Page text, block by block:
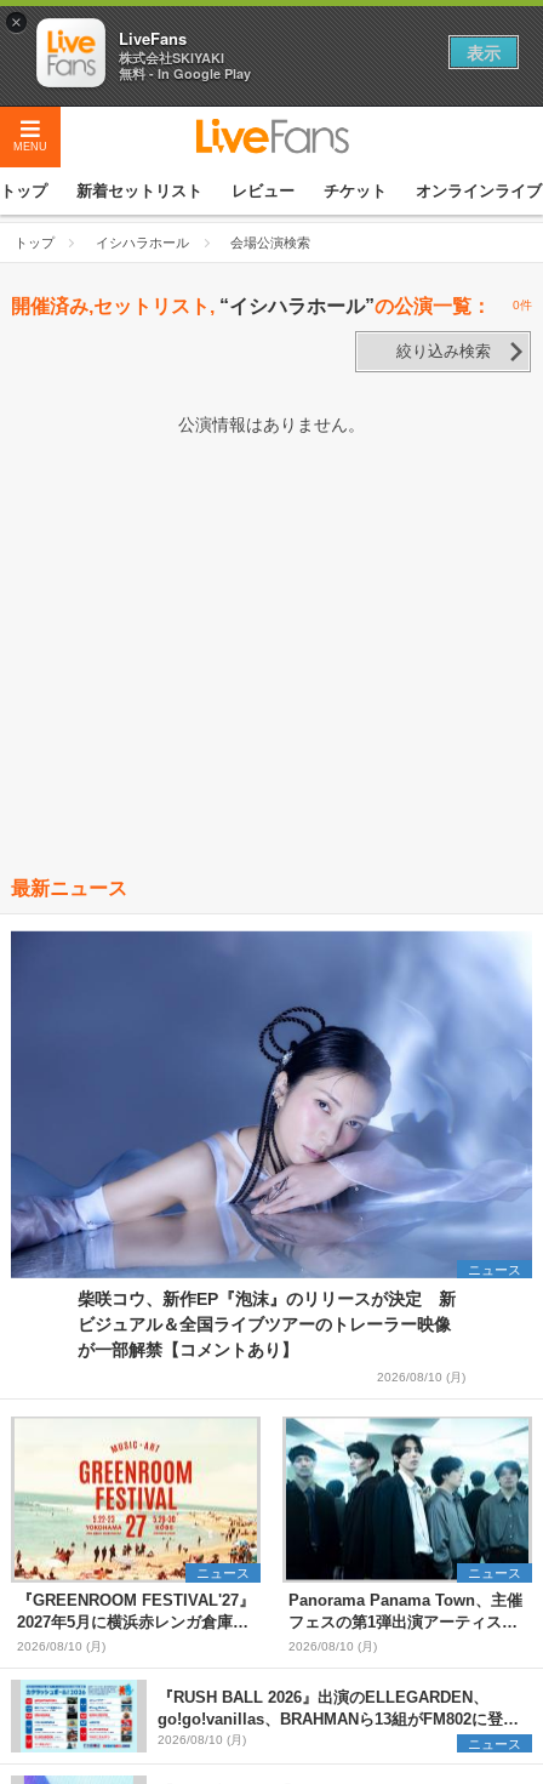
MENU
トップ 新着セットリスト レビュー チケット オンラインライブ
トップ イシハラホール 会場公演検索
開催済み,セットリスト, “イシハラホール”の公演一覧： 0件
絞り込み検索
公演情報はありません。
最新ニュース
ニュース
柴咲コウ、新作EP『泡沫』のリリースが決定 新
ビジュアル＆全国ライブツアーのトレーラー映像
が一部解禁【コメントあり】
2026/08/10 (月)
ニュース
『GREENROOM FESTIVAL'27』
2027年5月に横浜赤レンガ倉庫、
神戸メリケンパークで開催決定
2026/08/10 (月)
ニュース
Panorama Panama Town、主催
フェスの第1弾出演アーティスト
として愛はズボーン、夜の本気ダ
ンスらを発表 「plus∈you」の
MVも公開に
2026/08/10 (月)
『RUSH BALL 2026』出演のELLEGARDEN、
go!go!vanillas、BRAHMANら13組がFM802に登
場、他出演アーティストの“渾身の1曲”をセレクト
2026/08/10 (月) ニュース
×
LiveFans
株式会社SKIYAKI
無料 - In Google Play
表示